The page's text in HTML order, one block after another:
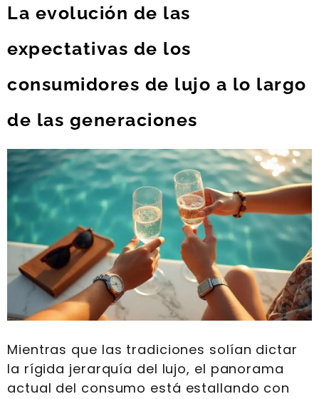
La evolución de las
expectativas de los
consumidores de lujo a lo largo
de las generaciones
Mientras que las tradiciones solían dictar
la rígida jerarquía del lujo, el panorama
actual del consumo está estallando con